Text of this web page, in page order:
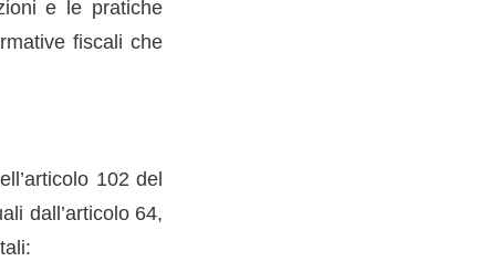
e le pratiche
fiscali che
102 del
dall’articolo 64,